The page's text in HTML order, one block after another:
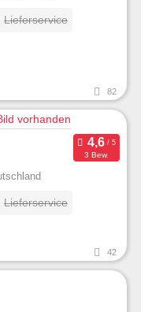
Lieferservice
82
3 Bew.
Lieferservice
42